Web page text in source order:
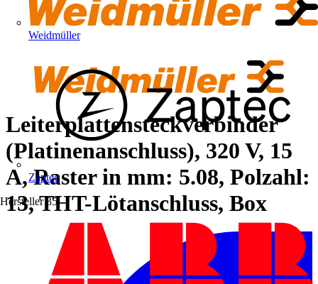
Weidmüller
Zaptec
Hersteller 35
Leiterplattensteckverbinder
(Platinenanschluss), 320 V, 15
A, Raster in mm: 5.08, Polzahl:
13, THT-Lötanschluss, Box